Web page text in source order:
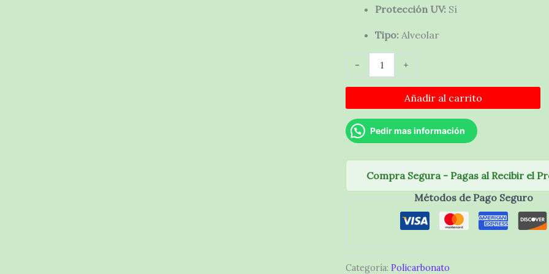
Protección UV:Sí
Tipo:Alveolar
-
cantidad
+
Añadir al carrito
Pedir mas información
Compra Segura - Pagas al Recibir el
Métodos de Pago Seguro
Categoría: Policarbonato